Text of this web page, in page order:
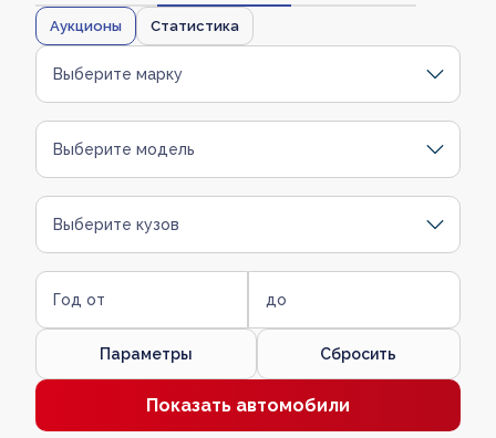
Аукционы Статистика
Выберите марку
Выберите модель
Выберите кузов
Год от до
Параметры Сбросить
Показать автомобили